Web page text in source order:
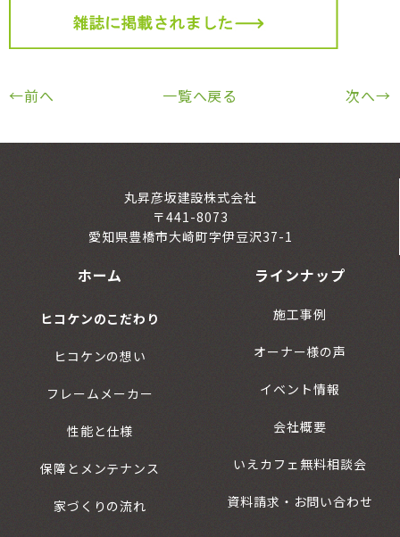
←前へ 一覧へ戻る 次へ→
丸昇彦坂建設株式会社
〒441-8073
愛知県豊橋市大崎町字伊豆沢37-1
ホーム
ヒコケンのこだわり
ヒコケンの想い
フレームメーカー
性能と仕様
保障とメンテナンス
家づくりの流れ
ラインナップ
施工事例
オーナー様の声
イベント情報
会社概要
いえカフェ無料相談会
資料請求・お問い合わせ